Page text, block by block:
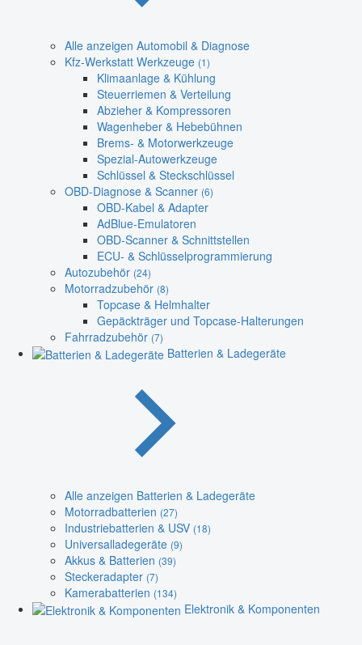
Alle anzeigen Automobil & Diagnose
Kfz-Werkstatt Werkzeuge (1)
Klimaanlage & Kühlung
Steuerriemen & Verteilung
Abzieher & Kompressoren
Wagenheber & Hebebühnen
Brems- & Motorwerkzeuge
Spezial-Autowerkzeuge
Schlüssel & Steckschlüssel
OBD-Diagnose & Scanner (6)
OBD-Kabel & Adapter
AdBlue-Emulatoren
OBD-Scanner & Schnittstellen
ECU- & Schlüsselprogrammierung
Autozubehör (24)
Motorradzubehör (8)
Topcase & Helmhalter
Gepäckträger und Topcase-Halterungen
Fahrradzubehör (7)
Batterien & Ladegeräte
Alle anzeigen Batterien & Ladegeräte
Motorradbatterien (27)
Industriebatterien & USV (18)
Universalladegeräte (9)
Akkus & Batterien (39)
Steckeradapter (7)
Kamerabatterien (134)
Elektronik & Komponenten